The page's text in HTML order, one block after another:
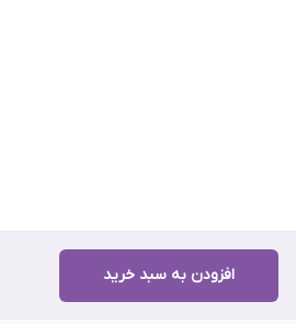
افزودن به سبد خرید